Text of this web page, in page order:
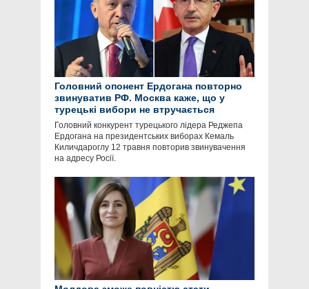
Головний опонент Ердогана повторно
звинуватив РФ. Москва каже, що у
турецькі вибори не втручається
Головний конкурент турецького лідера Реджепа
Ердогана на президентських виборах Кемаль
Киличдароглу 12 травня повторив звинувачення
на адресу Росії.